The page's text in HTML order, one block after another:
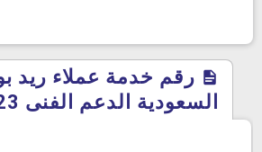
رقم خدمة عملاء ريد
السعودية الدعم الفنى 2023